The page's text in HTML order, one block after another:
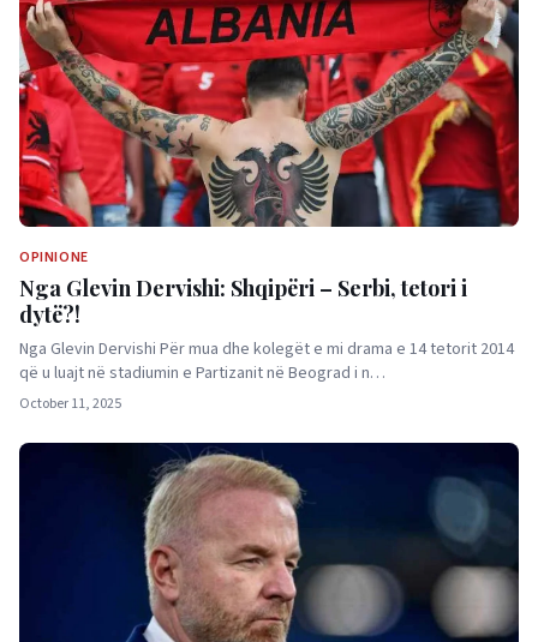
OPINIONE
Nga Glevin Dervishi: Shqipëri – Serbi, tetori i
dytë?!
Nga Glevin Dervishi Për mua dhe kolegët e mi drama e 14 tetorit 2014
që u luajt në stadiumin e Partizanit në Beograd i n…
October 11, 2025